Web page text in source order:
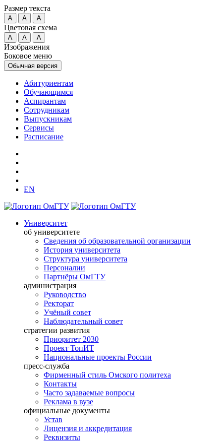
Размер текста
A A A
Цветовая схема
A A A
Изображения
Боковое меню
Обычная версия
Абитуриентам
Обучающимся
Аспирантам
Сотрудникам
Выпускникам
Сервисы
Расписание
EN
Университет
об университете
Сведения об образовательной организации
История университета
Структура университета
Персоналии
Партнёры ОмГТУ
администрация
Руководство
Ректорат
Учёный совет
Наблюдательный совет
стратегии развития
Приоритет 2030
Проект ТопИТ
Национальные проекты России
пресс-служба
Фирменный стиль Омского политеха
Контакты
Часто задаваемые вопросы
Реклама в вузе
официальные документы
Устав
Лицензия и аккредитация
Реквизиты